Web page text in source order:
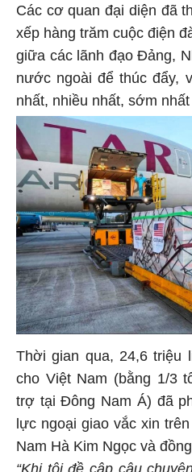
Các cơ quan đại diện đã
xếp hàng trăm cuộc điện
giữa các lãnh đạo Đảng,
nước ngoài để thúc đẩy,
nhất, nhiều nhất, sớm
Thời gian qua, 24,6 triệu
cho Việt Nam (bằng 1/3
trợ tại Đông Nam Á) đã
lực ngoại giao vắc xin
Nam Hà Kim Ngọc và